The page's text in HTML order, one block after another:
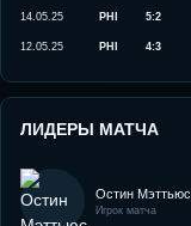
14.05.25 PHI 5:2
12.05.25 PHI 4:3
ЛИДЕРЫ МАТЧА
Остин Мэттьюс
Игрок матча